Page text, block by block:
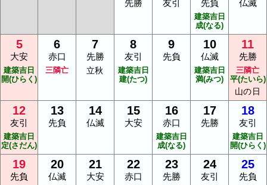
先勝 友引 先負
建築吉日
成(なる)
仏滅
5
大安
建築吉日
開(ひらく)
6
赤口
三隣亡
7
先勝
立秋
8
友引
建築吉日
建(たつ)
9
先負
10
仏滅
建築吉日
満(みつ)
11
先勝
三隣亡
平(たいら)
山の日
12
友引
建築吉日
定(さだん)
13
先負
14
仏滅
15
大安
16
赤口
建築吉日
成(なる)
17
先勝
18
友引
建築吉日
開(ひらく)
19
先負
20
仏滅
21
大安
22
赤口
23
先勝
24
友引
25
先負